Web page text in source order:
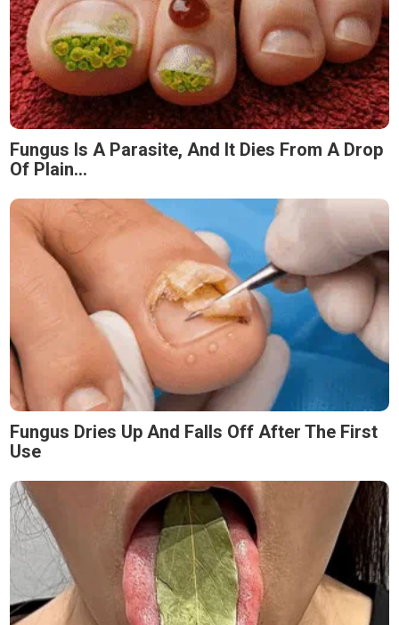
Fungus Is A Parasite, And It Dies From A Drop
Of Plain...
Fungus Dries Up And Falls Off After The First
Use